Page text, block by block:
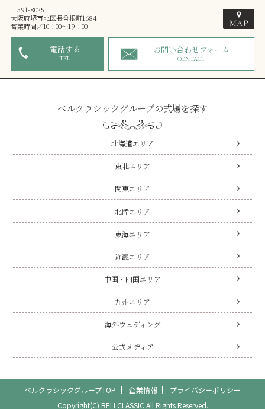
〒591-8025
大阪府堺市北区長曾根町1684
営業時間／10：00～19：00
電話する
TEL
お問い合わせフォーム
CONTACT
ベルクラシックグループの式場を探す
北海道エリア
東北エリア
関東エリア
北陸エリア
東海エリア
近畿エリア
中国・四国エリア
九州エリア
海外ウェディング
公式メディア
ベルクラシックグループTOP 企業情報
プライバシーポリシー
Copyright(C) BELLCLASSIC All Rights Reserved.